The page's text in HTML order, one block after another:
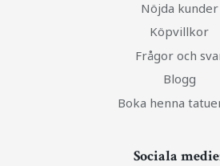
Nöjda kunder
Köpvillkor
Frågor och
Blogg
Boka henna
Sociala